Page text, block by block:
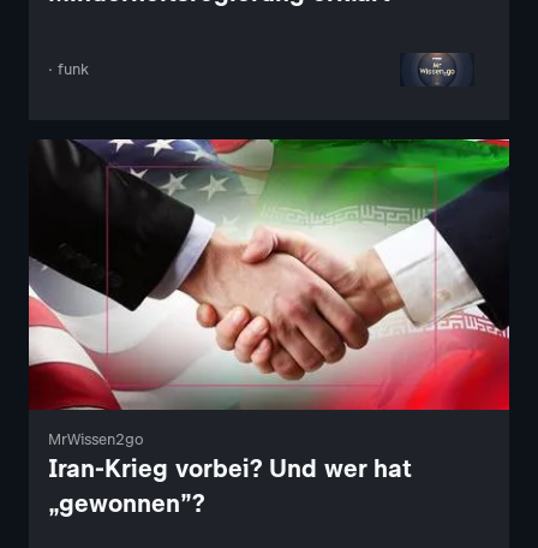
· funk
MrWissen2go
Iran-Krieg vorbei? Und wer hat
„gewonnen”?